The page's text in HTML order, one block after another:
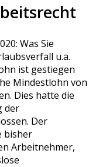
Was Sie
u.a.
ist gestiegen
Mindestlohn von
Dies hatte die
der
Der
bisher
Arbeitnehmer,